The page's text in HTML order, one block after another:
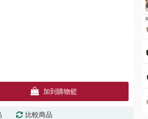
加到購物籃
比較商品